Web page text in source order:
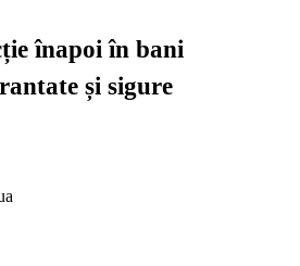
înapoi în bani
și sigure